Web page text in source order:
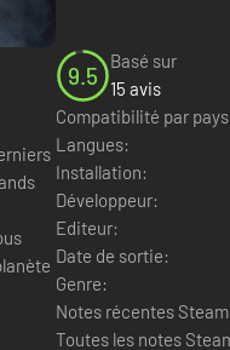
9.5
Basé sur
15 avis
Compatibilité par
Langues:
Installation:
Développeur:
Editeur:
Date de sortie:
Genre:
Notes récentes
Toutes les notes